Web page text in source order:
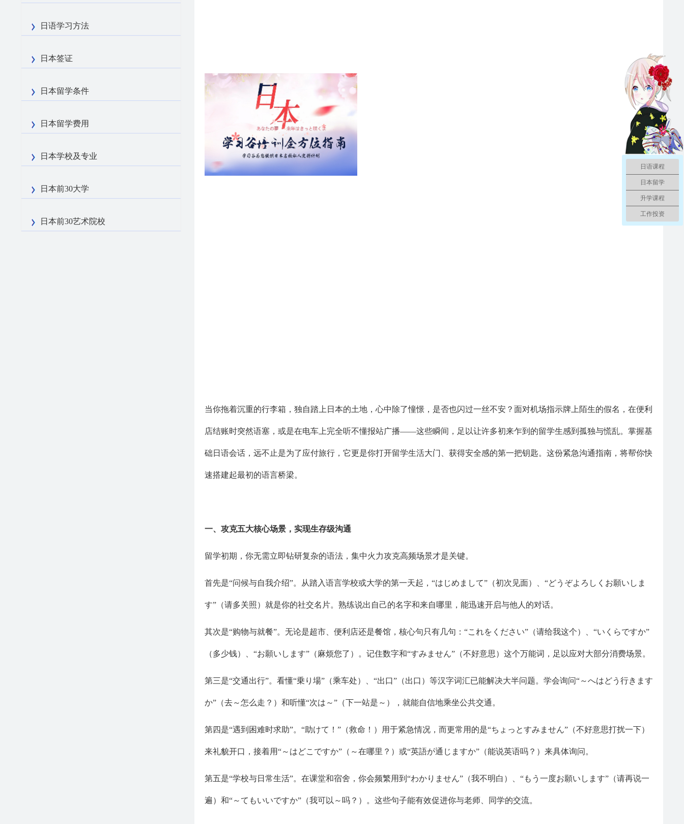
日语学习方法
日本签证
日本留学条件
日本留学费用
日本学校及专业
日本前30大学
日本前30艺术院校
当你拖着沉重的行李箱，独自踏上日本的土地，心中除了憧憬，是否也闪过一丝不安？面对机场指示牌上陌生的假名，在便利
店结账时突然语塞，或是在电车上完全听不懂报站广播——这些瞬间，足以让许多初来乍到的留学生感到孤独与慌乱。掌握基
础日语会话，远不止是为了应付旅行，它更是你打开留学生活大门、获得安全感的第一把钥匙。这份紧急沟通指南，将帮你快
速搭建起最初的语言桥梁。
一、攻克五大核心场景，实现生存级沟通
留学初期，你无需立即钻研复杂的语法，集中火力攻克高频场景才是关键。
首先是“问候与自我介绍”。从踏入语言学校或大学的第一天起，“はじめまして”（初次见面）、“どうぞよろしくお願いしま
す”（请多关照）就是你的社交名片。熟练说出自己的名字和来自哪里，能迅速开启与他人的对话。
其次是“购物与就餐”。无论是超市、便利店还是餐馆，核心句只有几句：“これをください”（请给我这个）、“いくらですか”
（多少钱）、“お願いします”（麻烦您了）。记住数字和“すみません”（不好意思）这个万能词，足以应对大部分消费场景。
第三是“交通出行”。看懂“乗り場”（乘车处）、“出口”（出口）等汉字词汇已能解决大半问题。学会询问“～へはどう行きます
か”（去～怎么走？）和听懂“次は～”（下一站是～），就能自信地乘坐公共交通。
第四是“遇到困难时求助”。“助けて！”（救命！）用于紧急情况，而更常用的是“ちょっとすみません”（不好意思打扰一下）
来礼貌开口，接着用“～はどこですか”（～在哪里？）或“英語が通じますか”（能说英语吗？）来具体询问。
第五是“学校与日常生活”。在课堂和宿舍，你会频繁用到“わかりません”（我不明白）、“もう一度お願いします”（请再说一
遍）和“～てもいいですか”（我可以～吗？）。这些句子能有效促进你与老师、同学的交流。
日语课程
日本留学
升学课程
工作投资